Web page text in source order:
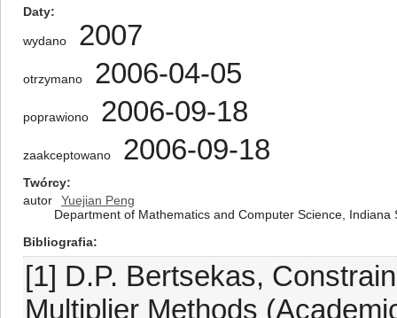
Daty
wydano 2007
otrzymano 2006-04-05
poprawiono 2006-09-18
zaakceptowano 2006-09-18
Twórcy
autor
Yuejian Peng
Department of Mathematics and Computer Science,
Bibliografia
[1] D.P. Bertsekas,
Multiplier Methods